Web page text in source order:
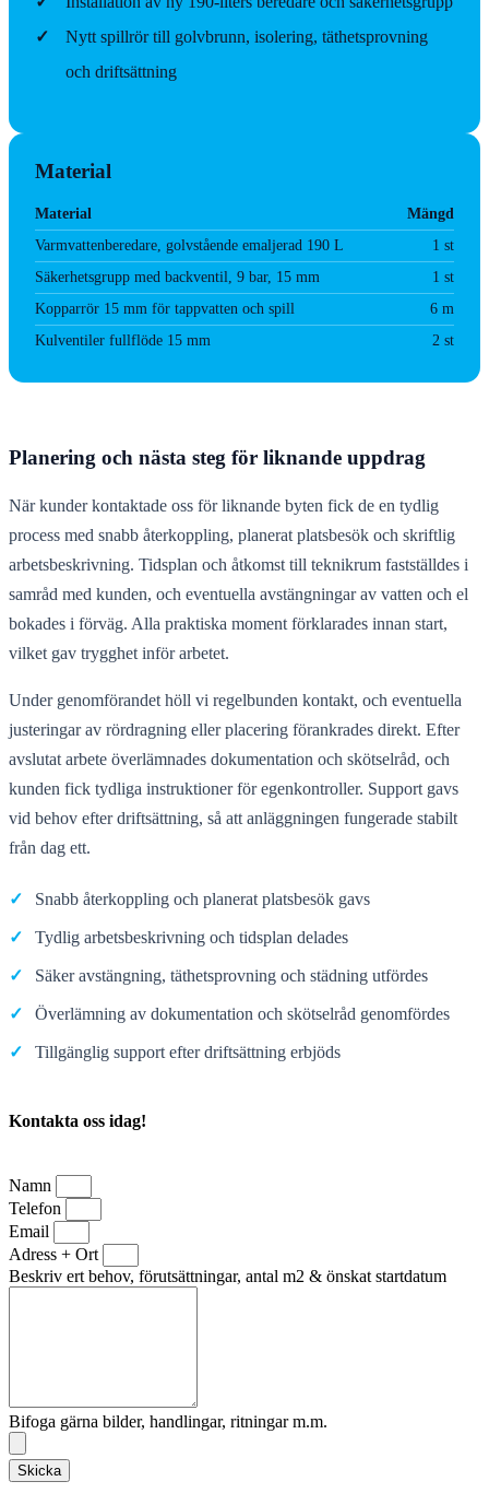
✓
Nytt spillrör till golvbrunn, isolering, täthetsprovning
och driftsättning
Material
Material
Mängd
Varmvattenberedare, golvstående emaljerad 190 L
1 st
Säkerhetsgrupp med backventil, 9 bar, 15 mm
1 st
Kopparrör 15 mm för tappvatten och spill
6 m
Kulventiler fullflöde 15 mm
2 st
Planering och nästa steg för liknande uppdrag
När kunder kontaktade oss för liknande byten fick de en tydlig
process med snabb återkoppling, planerat platsbesök och skriftlig
arbetsbeskrivning. Tidsplan och åtkomst till teknikrum fastställdes i
samråd med kunden, och eventuella avstängningar av vatten och el
bokades i förväg. Alla praktiska moment förklarades innan start,
vilket gav trygghet inför arbetet.
Under genomförandet höll vi regelbunden kontakt, och eventuella
justeringar av rördragning eller placering förankrades direkt. Efter
avslutat arbete överlämnades dokumentation och skötselråd, och
kunden fick tydliga instruktioner för egenkontroller. Support gavs
vid behov efter driftsättning, så att anläggningen fungerade stabilt
från dag ett.
✓ Snabb återkoppling och planerat platsbesök gavs
✓ Tydlig arbetsbeskrivning och tidsplan delades
✓ Säker avstängning, täthetsprovning och städning utfördes
✓ Överlämning av dokumentation och skötselråd genomfördes
✓ Tillgänglig support efter driftsättning erbjöds
Kontakta oss idag!
Namn
Telefon
Email
Adress + Ort
Beskriv ert behov, förutsättningar, antal m2 & önskat startdatum
Bifoga gärna bilder, handlingar, ritningar m.m.
Skicka